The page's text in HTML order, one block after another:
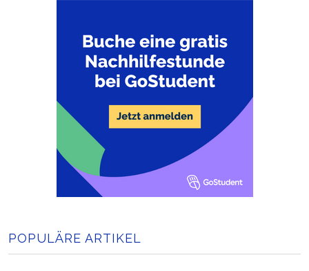
POPULÄRE ARTIKEL